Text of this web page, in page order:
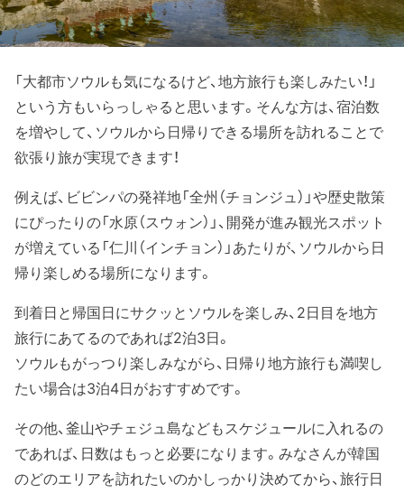
「大都市ソウルも気になるけど、地方旅行も楽しみたい！」
という方もいらっしゃると思います。そんな方は、宿泊数
を増やして、ソウルから日帰りできる場所を訪れることで
欲張り旅が実現できます！
例えば、ビビンパの発祥地「全州（チョンジュ）」や歴史散策
にぴったりの「水原（スウォン）」、開発が進み観光スポット
が増えている「仁川（インチョン）」あたりが、ソウルから日
帰り楽しめる場所になります。
到着日と帰国日にサクッとソウルを楽しみ、2日目を地方
旅行にあてるのであれば2泊3日。
ソウルもがっつり楽しみながら、日帰り地方旅行も満喫し
たい場合は3泊4日がおすすめです。
その他、釜山やチェジュ島などもスケジュールに入れるの
であれば、日数はもっと必要になります。みなさんが韓国
のどのエリアを訪れたいのかしっかり決めてから、旅行日